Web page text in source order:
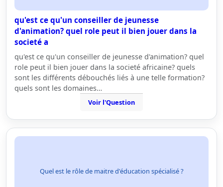
qu'est ce qu'un conseiller de jeunesse
d'animation? quel role peut il bien jouer dans la
societé a
qu'est ce qu'un conseiller de jeunesse d'animation? quel
role peut il bien jouer dans la societé africaine? quels
sont les différents débouchés liés à une telle formation?
quels sont les domaines…
Voir l'Question
Quel est le rôle de maitre d'éducation spécialisé ?